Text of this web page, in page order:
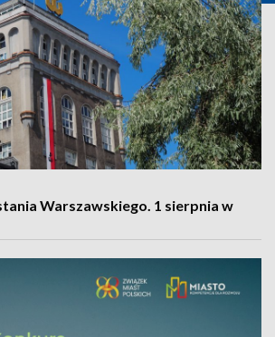
Warszawskiego. 1 sierpnia w